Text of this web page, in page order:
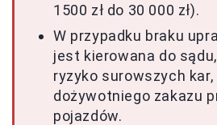
1500 zł do 30 000 zł).
W przypadku braku
jest kierowana do
ryzyko surowszych
dożywotniego zakazu
pojazdów.